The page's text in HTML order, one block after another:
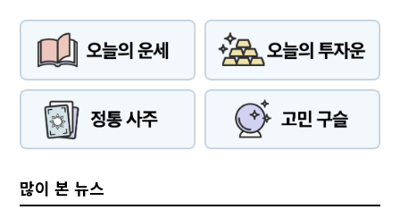
많이 본 뉴스